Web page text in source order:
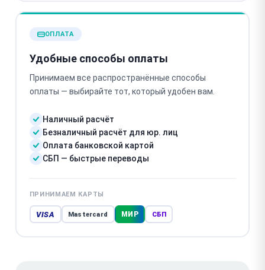
ОПЛАТА
Удобные способы оплаты
Принимаем все распространённые способы
оплаты — выбирайте тот, который удобен вам.
Наличный расчёт
Безналичный расчёт для юр. лиц
Оплата банковской картой
СБП — быстрые переводы
ПРИНИМАЕМ КАРТЫ
VISA Mastercard МИР СБП